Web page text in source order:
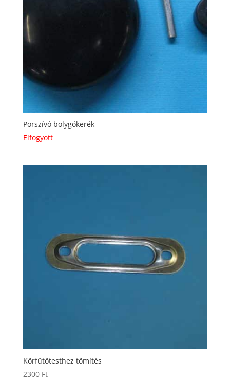
Porszívó bolygókerék
Elfogyott
Körfűtőtesthez tömítés
2300 Ft